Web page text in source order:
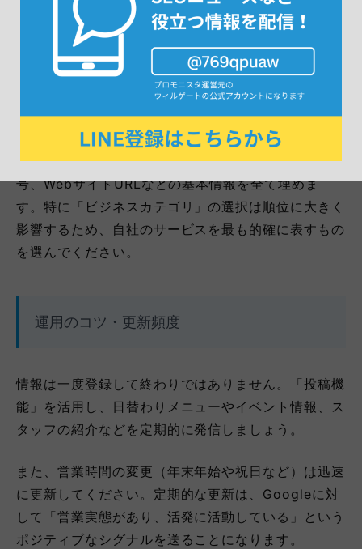
アカウント取得・登録項目
Googleビジネスプロフィールの公式サイトからアカ
ウントを取得し、オーナー確認を完了させます。
その後、店舗名、カテゴリ、住所、営業時間、電話番
号、WebサイトURLなどの基本情報を全て埋めま
す。特に「ビジネスカテゴリ」の選択は順位に大きく
影響するため、自社のサービスを最も的確に表すもの
を選んでください。
運用のコツ・更新頻度
情報は一度登録して終わりではありません。「投稿機
能」を活用し、日替わりメニューやイベント情報、ス
タッフの紹介などを定期的に発信しましょう。
また、営業時間の変更（年末年始や祝日など）は迅速
に更新してください。定期的な更新は、Googleに対
して「営業実態があり、活発に活動している」という
ポジティブなシグナルを送ることになります。